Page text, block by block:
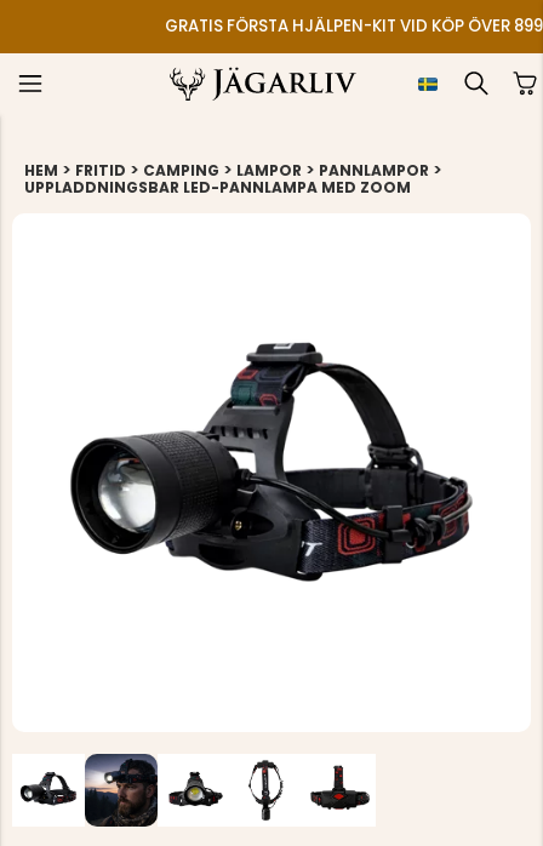
GRATIS FÖRSTA HJÄLPEN-KIT VID KÖP ÖVER
HEM > FRITID > CAMPING > LAMPOR > PANNLAMPOR >
UPPLADDNINGSBAR LED-PANNLAMPA MED ZOOM